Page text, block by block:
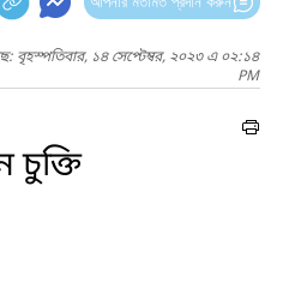
বৃহস্পতিবার, ১৪ সেপ্টেম্বর, ২০২৩ এ ০২:১৪
PM
চুক্তি